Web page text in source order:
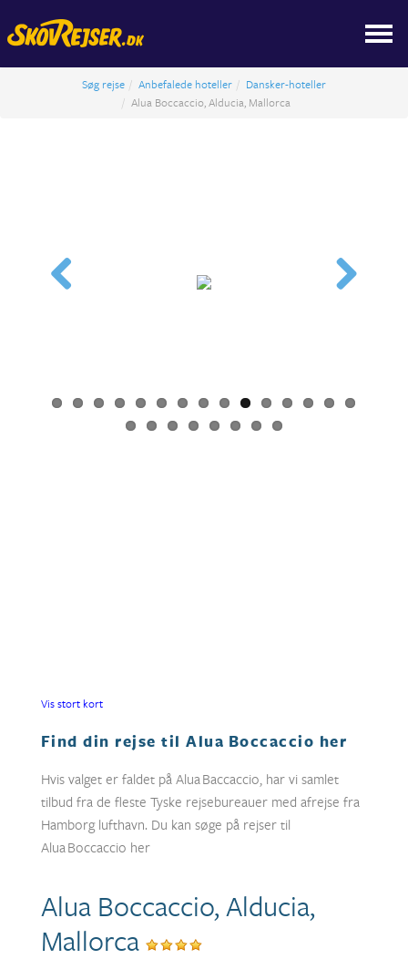
Søg rejse Anbefalede hoteller
Dansker-hoteller
Alua Boccaccio, Alducia, Mallorca
Vis stort kort
Find din rejse til Alua Boccaccio her
Hvis valget er faldet på Alua Baccaccio, har vi samlet
tilbud fra de fleste Tyske rejsebureauer med afrejse fra
Hamborg lufthavn. Du kan søge på rejser til
Alua Boccaccio her
Alua Boccaccio, Alducia,
Mallorca